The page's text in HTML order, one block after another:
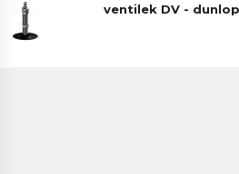
ventilek DV -